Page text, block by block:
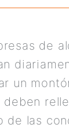
de
un
deben
de las